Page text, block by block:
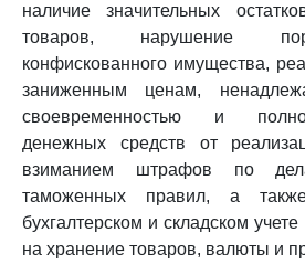
наличие значительных
товаров, нарушение
конфискованного имущества,
заниженным ценам,
своевременностью и
денежных средств от
взиманием штрафов по
таможенных правил, а
бухгалтерском и складском
на хранение товаров, валюты и